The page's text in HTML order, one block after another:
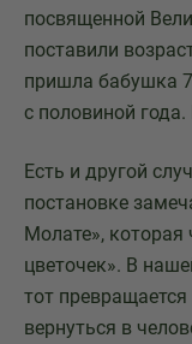
посвященной
поставили
пришла бабушка
с половиной
Есть и другой
постановке
Молате», которая
цветочек». В
тот
вернуться в